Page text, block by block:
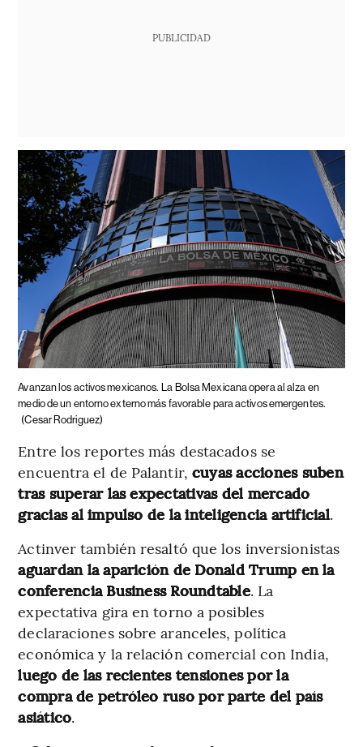
PUBLICIDAD
Avanzan los activos mexicanos. La Bolsa Mexicana opera al alza en
medio de un entorno externo más favorable para activos emergentes.
(Cesar Rodriguez)
Entre los reportes más destacados se
encuentra el de Palantir, cuyas acciones suben
tras superar las expectativas del mercado
gracias al impulso de la inteligencia artificial.
Actinver también resaltó que los inversionistas
aguardan la aparición de Donald Trump en la
conferencia Business Roundtable. La
expectativa gira en torno a posibles
declaraciones sobre aranceles, política
económica y la relación comercial con India,
luego de las recientes tensiones por la
compra de petróleo ruso por parte del país
asiático.